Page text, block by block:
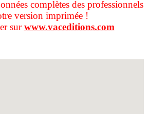
complètes des professionnels
version imprimée !
surwww.vaceditions.com